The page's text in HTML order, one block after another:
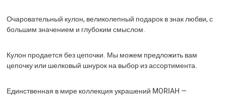
Очаровательный кулон, великолепный подарок в знак любви, с
большим значением и глубоким смыслом.
Кулон продается без цепочки. Мы можем предложить вам
цепочку или шелковый шнурок на выбор из ассортимента.
Единственная в мире коллекция украшений MORIAH —